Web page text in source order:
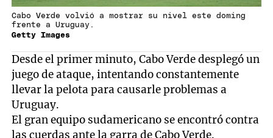
Getty Images
Cabo Verde volvió a mostrar su nivel este doming
frente a Uruguay.
Desde el primer minuto, Cabo Verde desplegó un
juego de ataque, intentando constantemente
llevar la pelota para causarle problemas a
Uruguay.
El gran equipo sudamericano se encontró contra
las cuerdas ante la garra de Cabo Verde.